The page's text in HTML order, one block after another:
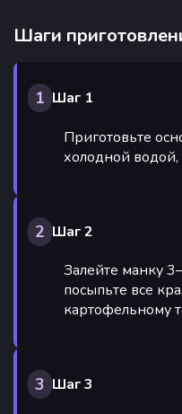
Шаги
1 Шаг 1
Приготовьте
холодной водой,
2 Шаг 2
Залейте манку
посыпьте все
картофельному
3 Шаг 3